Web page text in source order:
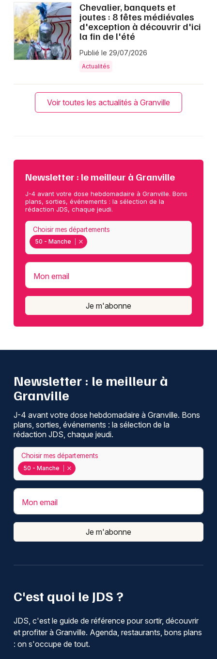
Chevalier, banquets et
joutes : 8 fêtes médiévales
d'exception à découvrir d'ici
la fin de l'été
Publié le 29/07/2026
Actualités
Voir toutes les actualités à Granville
Newsletter : le meilleur à Granville
J-4 avant votre dose hebdomadaire à Granville. Bons
plans, sorties, événements : la sélection de la
rédaction JDS, chaque jeudi.
50 - Manche
Choisir mes départements
Mon email
Je m'abonne
C'est quoi le JDS ?
JDS, c'est le guide de référence pour sortir, découvrir
et profiter à Granville. Agenda, restaurants, bons plans
: on s'occupe de tout.
Newsletter : le meilleur à
Granville
J-4 avant votre dose hebdomadaire à Granville. Bons
plans, sorties, événements : la sélection de la
rédaction JDS, chaque jeudi.
50 - Manche
Choisir mes départements
Mon email
Je m'abonne